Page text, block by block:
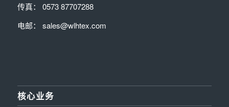
传真： 0573 87707288
电邮： sales@wlhtex.com
核心业务